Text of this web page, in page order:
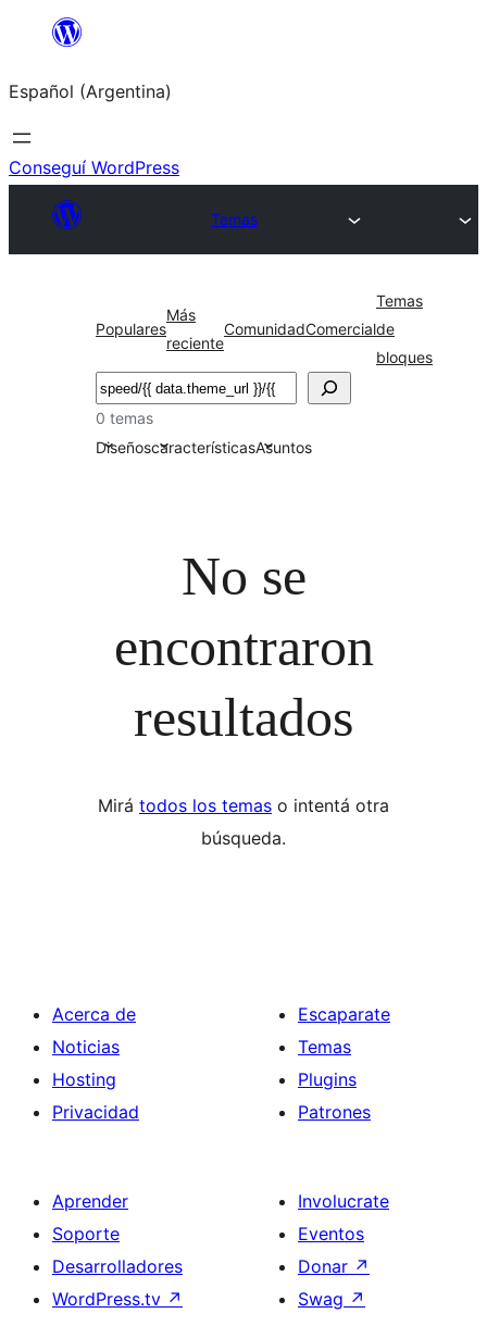
Saltar
contenido
Español (Argentina)
Conseguí WordPress
Temas
Populares
Más
reciente
ComunidadComercial
Temas
de
bloques
Buscar
0 temas
DiseñoscaracterísticasAsuntos
No se
encontraron
resultados
Mirá todos los temas o intentá otra
búsqueda.
Acerca de
Noticias
Hosting
Privacidad
Escaparate
Temas
Plugins
Patrones
Aprender
Soporte
Desarrolladores
WordPress.tv ↗
Involucrate
Eventos
Donar ↗
Swag ↗